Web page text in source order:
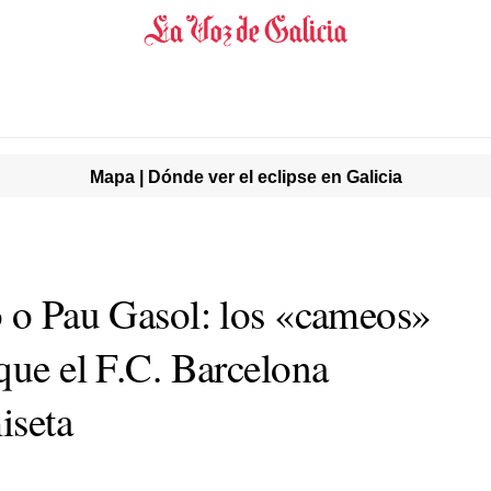
Mapa | Dónde ver el eclipse en Galicia
Pau Gasol: los «cameos»
el F.C. Barcelona